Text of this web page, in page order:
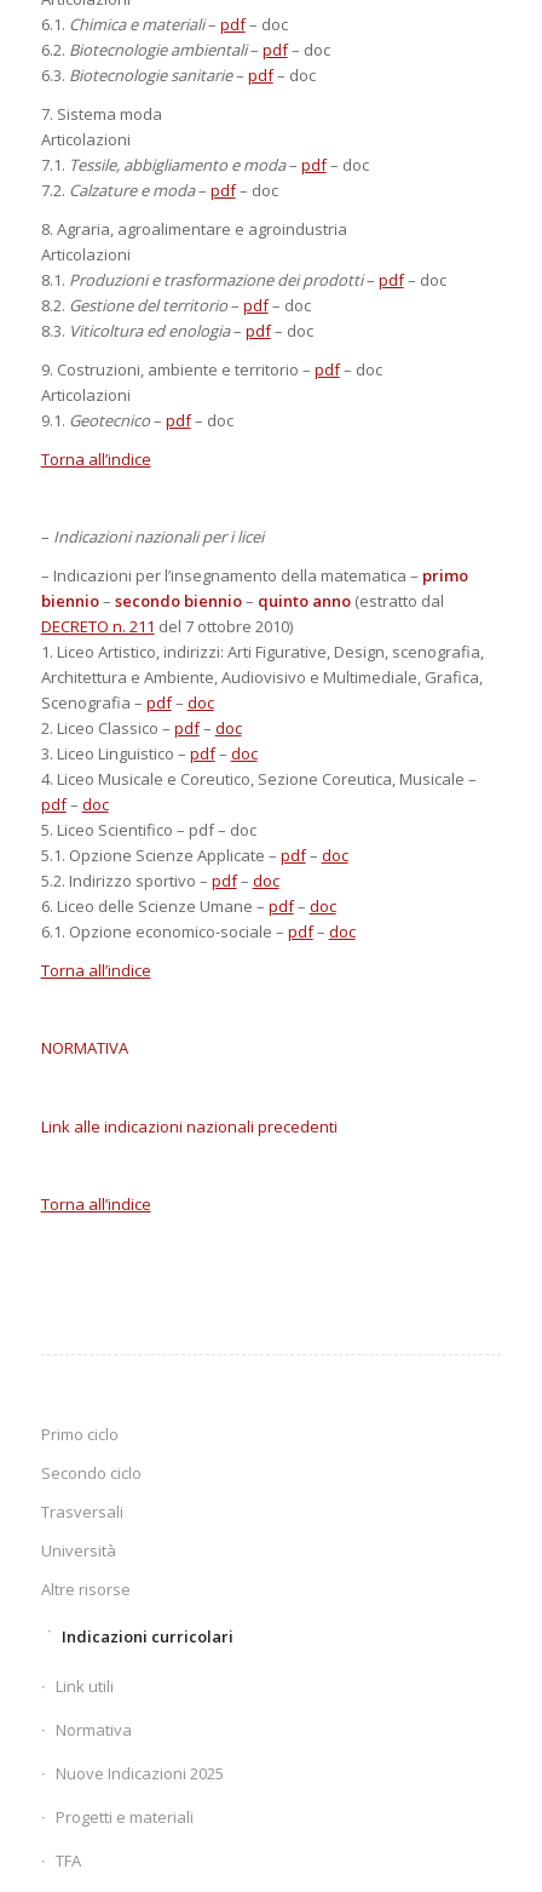
6.1. Chimica e materiali– pdf– doc
6.2. Biotecnologie ambientali– pdf– doc
6.3. Biotecnologie sanitarie– pdf– doc
7. Sistema moda
Articolazioni
7.1. Tessile, abbigliamento e moda– pdf– doc
7.2. Calzature e moda– pdf– doc
8. Agraria, agroalimentare e agroindustria
Articolazioni
8.1. Produzioni e trasformazione dei prodotti– pdf– doc
8.2. Gestione del territorio– pdf– doc
8.3. Viticoltura ed enologia– pdf– doc
9. Costruzioni, ambiente e territorio – pdf– doc
Articolazioni
9.1. Geotecnico– pdf– doc
Torna all’indice
– Indicazioni nazionali per i licei
– Indicazioni per l’insegnamento della matematica – primo
biennio– secondo biennio– quinto anno(estratto dal
DECRETO n. 211 del 7 ottobre 2010)
1. Liceo Artistico, indirizzi: Arti Figurative, Design, scenografia,
Architettura e Ambiente, Audiovisivo e Multimediale, Grafica,
Scenografia – pdf– doc
2. Liceo Classico – pdf– doc
3. Liceo Linguistico – pdf– doc
4. Liceo Musicale e Coreutico, Sezione Coreutica, Musicale –
pdf– doc
5. Liceo Scientifico – pdf – doc
5.1. Opzione Scienze Applicate – pdf– doc
5.2. Indirizzo sportivo – pdf– doc
6. Liceo delle Scienze Umane – pdf– doc
6.1. Opzione economico-sociale – pdf– doc
Torna all’indice
NORMATIVA
Link alle indicazioni nazionali precedenti
Torna all’indice
Primo ciclo
Secondo ciclo
Trasversali
Università
Altre risorse
Indicazioni curricolari
Link utili
Normativa
Nuove Indicazioni 2025
Progetti e materiali
TFA